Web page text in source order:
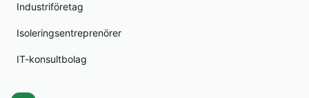
Industriföretag
Isoleringsentreprenörer
IT-konsultbolag